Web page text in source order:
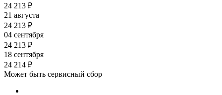
24 213 ₽
21 августа
24 213 ₽
04 сентября
24 213 ₽
18 сентября
24 214 ₽
Может быть сервисный сбор